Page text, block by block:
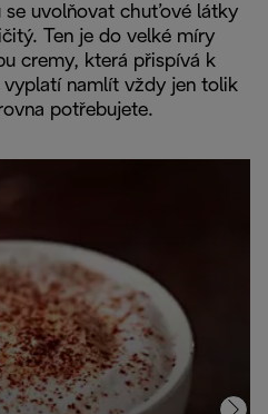
se uvolňovat chuťové látky
Ten je do velké míry
cremy, která přispívá k
namlít vždy jen tolik
potřebujete.